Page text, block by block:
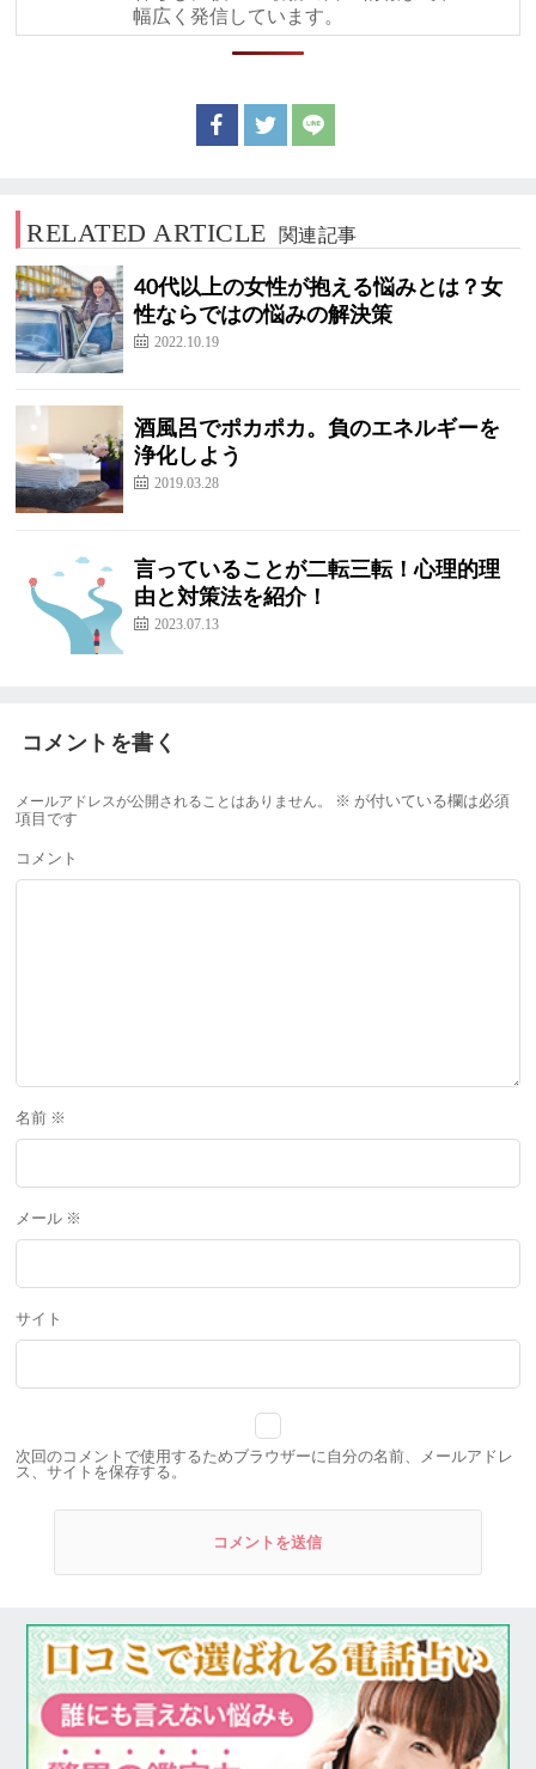
幅広く発信しています。
RELATED ARTICLE 関連記事
40代以上の女性が抱える悩みとは？女
性ならではの悩みの解決策
2022.10.19
酒風呂でポカポカ。負のエネルギーを
浄化しよう
2019.03.28
言っていることが二転三転！心理的理
由と対策法を紹介！
2023.07.13
コメントを書く
メールアドレスが公開されることはありません。 ※ が付いている欄は必須
項目です
コメント
名前 ※
メール ※
サイト
次回のコメントで使用するためブラウザーに自分の名前、メールアドレ
ス、サイトを保存する。